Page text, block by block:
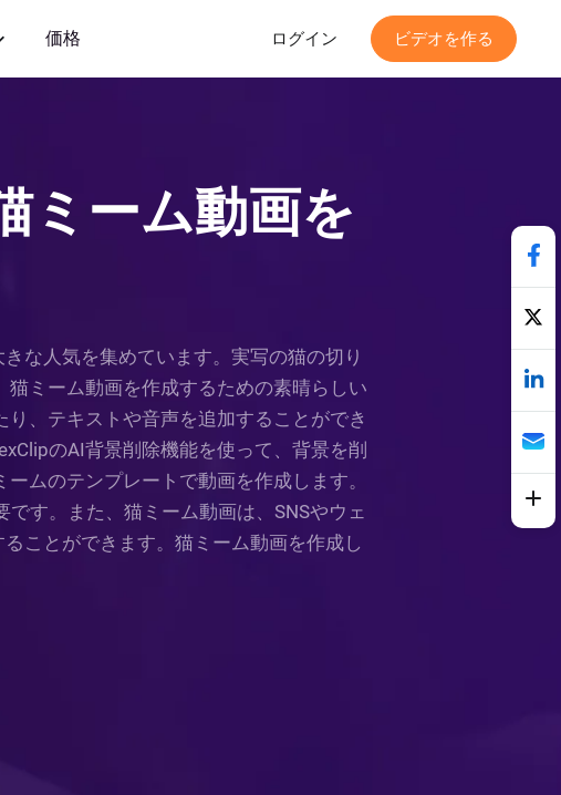
価格 ログイン ビデオを作る
ミーム動画を
な人気を集めています。実写の猫の切り
ミーム動画を作成するための素晴らしい
、テキストや音声を追加することができ
のAI背景削除機能を使って、背景を削
ムのテンプレートで動画を作成します。
す。また、猫ミーム動画は、SNSやウェ
ことができます。猫ミーム動画を作成し